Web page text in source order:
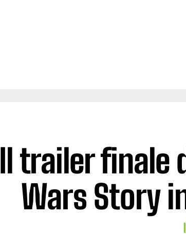
Il trailer finale
Wars Story